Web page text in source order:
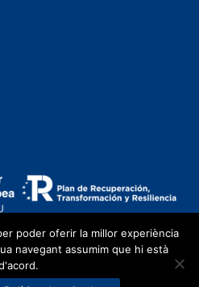
poder oferir la millor experiència
navegant assumim que hi està